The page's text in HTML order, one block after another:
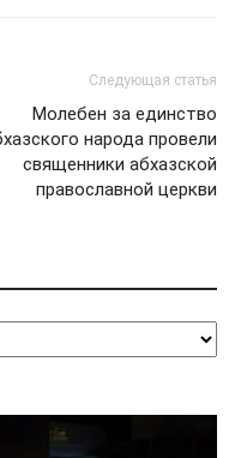
Следующая статья
Молебен за единство
народа провели
священники абхазской
православной церкви